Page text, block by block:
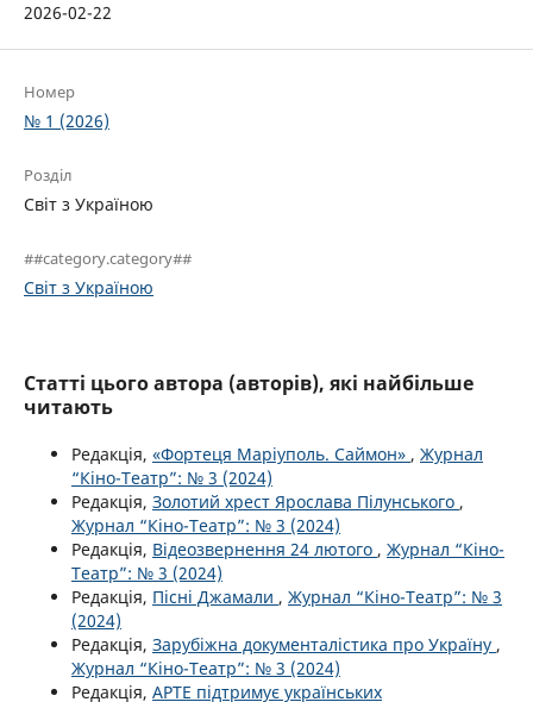
2026-02-22
Номер
№ 1 (2026)
Розділ
Світ з Україною
##category.category##
Світ з Україною
Статті цього автора (авторів), які найбільше
читають
Редакція, «Фортеця Маріуполь. Саймон» , Журнал
“Кіно-Театр”: № 3 (2024)
Редакція, Золотий хрест Ярослава Пілунського ,
Журнал “Кіно-Театр”: № 3 (2024)
Редакція, Відеозвернення 24 лютого , Журнал “Кіно-
Театр”: № 3 (2024)
Редакція, Пісні Джамали , Журнал “Кіно-Театр”: № 3
(2024)
Редакція, Зарубіжна документалістика про Україну ,
Журнал “Кіно-Театр”: № 3 (2024)
Редакція, АРТЕ підтримує українських